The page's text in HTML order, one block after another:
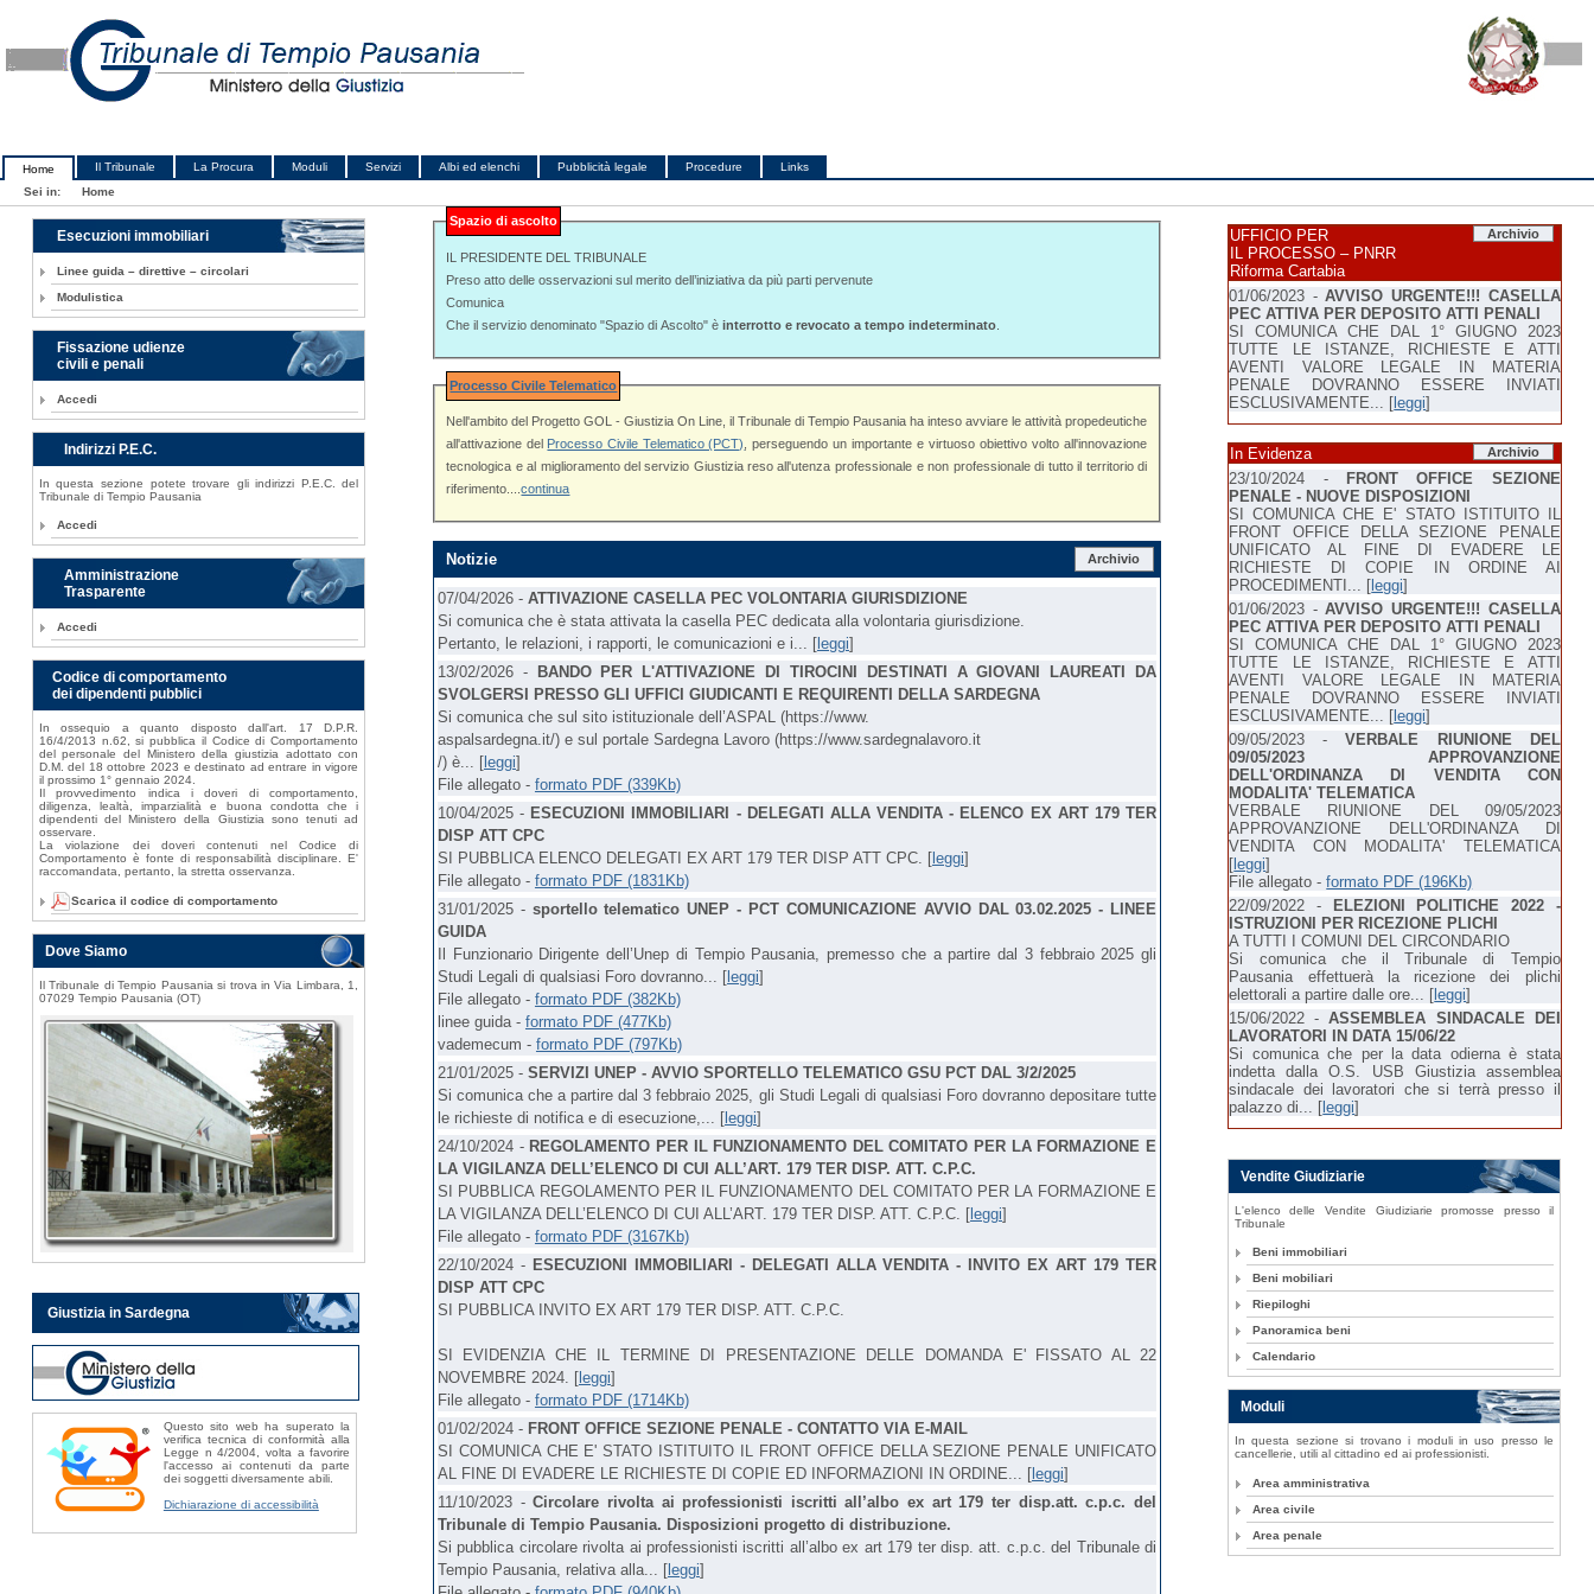
Home Il Tribunale La Procura Moduli Servizi Albi ed elenchi Pubblicità legale Procedure
Links
Sei in:
Home
Spazio di ascolto
IL PRESIDENTE DEL TRIBUNALE
Preso atto delle osservazioni sul merito dell’iniziativa da più parti pervenute
Comunica
Che il servizio denominato "Spazio di Ascolto" èinterrotto e revocato a tempo indeterminato
Processo Civile Telematico
Nell'ambito del Progetto GOL - Giustizia On Line, il Tribunale di Tempio Pausania ha inteso avviare le attività propedeutiche
all'attivazione del Processo Civile Telematico (PCT)
, perseguendo un importante e virtuoso obiettivo volto all'innovazione
tecnologica e al miglioramento del servizio Giustizia reso all'utenza professionale e non professionale di tutto il territorio di
riferimento....continua
Archivio
Notizie
07/04/2026 - ATTIVAZIONE CASELLA PEC VOLONTARIA GIURISDIZIONE
Si comunica che è stata attivata la casella PEC dedicata alla volontaria giurisdizione.
Pertanto, le relazioni, i rapporti, le comunicazioni e i... [leggi]
13/02/2026 -
BANDO PER L'ATTIVAZIONE DI TIROCINI DESTINATI A GIOVANI LAUREATI DA
SVOLGERSI PRESSO GLI UFFICI GIUDICANTI E REQUIRENTI DELLA SARDEGNA
Si comunica che sul sito istituzionale dell’ASPAL (https://www.
aspalsardegna.it/) e sul portale Sardegna Lavoro (https://www.sardegnalavoro.it
/) è... [leggi]
File allegato - formato PDF (339Kb)
10/04/2025 - ESECUZIONI IMMOBILIARI - DELEGATI ALLA VENDITA - ELENCO EX ART 179 TER
DISP ATT CPC
SI PUBBLICA ELENCO DELEGATI EX ART 179 TER DISP ATT CPC. [leggi]
File allegato - formato PDF (1831Kb)
31/01/2025 - sportello telematico UNEP - PCT COMUNICAZIONE AVVIO DAL 03.02.2025 - LINEE
GUIDA
Il Funzionario Dirigente dell’Unep di Tempio Pausania, premesso che a partire dal 3 febbraio 2025 gli
Studi Legali di qualsiasi Foro dovranno... [leggi]
File allegato - formato PDF (382Kb)
linee guida - formato PDF (477Kb)
vademecum - formato PDF (797Kb)
21/01/2025 - SERVIZI UNEP - AVVIO SPORTELLO TELEMATICO GSU PCT DAL 3/2/2025
Si comunica che a partire dal 3 febbraio 2025, gli Studi Legali di qualsiasi Foro dovranno depositare tutte
le richieste di notifica e di esecuzione,... [leggi]
24/10/2024 - REGOLAMENTO PER IL FUNZIONAMENTO DEL COMITATO PER LA FORMAZIONE E
LA VIGILANZA DELL’ELENCO DI CUI ALL’ART. 179 TER DISP. ATT. C.P.C.
SI PUBBLICA REGOLAMENTO PER IL FUNZIONAMENTO DEL COMITATO PER LA FORMAZIONE E
LA VIGILANZA DELL’ELENCO DI CUI ALL’ART. 179 TER DISP. ATT. C.P.C. [leggi]
File allegato - formato PDF (3167Kb)
22/10/2024 - ESECUZIONI IMMOBILIARI - DELEGATI ALLA VENDITA - INVITO EX ART 179 TER
DISP ATT CPC
SI PUBBLICA INVITO EX ART 179 TER DISP. ATT. C.P.C.
SI EVIDENZIA CHE IL TERMINE DI PRESENTAZIONE DELLE DOMANDA E' FISSATO AL 22
NOVEMBRE 2024. [leggi]
File allegato - formato PDF (1714Kb)
01/02/2024 - FRONT OFFICE SEZIONE PENALE - CONTATTO VIA E-MAIL
SI COMUNICA CHE E' STATO ISTITUITO IL FRONT OFFICE DELLA SEZIONE PENALE UNIFICATO
AL FINE DI EVADERE LE RICHIESTE DI COPIE ED INFORMAZIONI IN ORDINE... [leggi]
11/10/2023 -Circolare rivolta ai professionisti iscritti all’albo ex art 179 ter disp.att. c.p.c. del
Tribunale di Tempio Pausania. Disposizioni progetto di distribuzione.
Si pubblica circolare rivolta ai professionisti iscritti all’albo ex art 179 ter disp. att. c.p.c. del Tribunale di
Tempio Pausania, relativa alla... [leggi]
Esecuzioni immobiliari
Linee guida – direttive – circolari
Modulistica
Fissazione udienze
civili e penali
Accedi
Indirizzi P.E.C.
In questa sezione potete trovare gli indirizzi P.E.C. del
Tribunale di Tempio Pausania
Accedi
Amministrazione
Trasparente
Accedi
Codice di comportamento
dei dipendenti pubblici
In ossequio a quanto disposto dall'art. 17 D.P.R.
16/4/2013 n.62, si pubblica il Codice di Comportamento
del personale del Ministero della giustizia adottato con
D.M. del 18 ottobre 2023 e destinato ad entrare in vigore
il prossimo 1° gennaio 2024.
Il provvedimento indica i doveri di comportamento,
diligenza, lealtà, imparzialità e buona condotta che i
dipendenti del Ministero della Giustizia sono tenuti ad
osservare.
La violazione dei doveri contenuti nel Codice di
Comportamento è fonte di responsabilità disciplinare. E'
raccomandata, pertanto, la stretta osservanza.
Scarica il codice di comportamento
Dove Siamo
Il Tribunale di Tempio Pausania si trova in Via Limbara, 1,
07029 Tempio Pausania (OT)
Giustizia in Sardegna
Questo sito web ha superato la
verifica tecnica di conformità alla
Legge n 4/2004, volta a favorire
l'accesso ai contenuti da parte
dei soggetti diversamente abili.
Dichiarazione di accessibilità
Archivio
UFFICIO PER
IL PROCESSO – PNRR
Riforma Cartabia
01/06/2023 -AVVISO URGENTE!!! CASELLA
PEC ATTIVA PER DEPOSITO ATTI PENALI
SI COMUNICA CHE DAL 1° GIUGNO 2023
TUTTE LE ISTANZE, RICHIESTE E ATTI
AVENTI VALORE LEGALE IN MATERIA
PENALE DOVRANNO ESSERE INVIATI
ESCLUSIVAMENTE... [ leggi]
Archivio
In Evidenza
23/10/2024 -
FRONT OFFICE SEZIONE
PENALE - NUOVE DISPOSIZIONI
SI COMUNICA CHE E' STATO ISTITUITO IL
FRONT OFFICE DELLA SEZIONE PENALE
UNIFICATO AL FINE DI EVADERE LE
RICHIESTE DI COPIE IN ORDINE AI
PROCEDIMENTI... [ leggi]
01/06/2023 -AVVISO URGENTE!!! CASELLA
PEC ATTIVA PER DEPOSITO ATTI PENALI
SI COMUNICA CHE DAL 1° GIUGNO 2023
TUTTE LE ISTANZE, RICHIESTE E ATTI
AVENTI VALORE LEGALE IN MATERIA
PENALE DOVRANNO ESSERE INVIATI
ESCLUSIVAMENTE... [ leggi]
09/05/2023 -VERBALE RIUNIONE DEL
09/05/2023 APPROVANZIONE
DELL'ORDINANZA DI VENDITA CON
MODALITA' TELEMATICA
VERBALE RIUNIONE DEL 09/05/2023
APPROVANZIONE DELL'ORDINANZA DI
VENDITA CON MODALITA' TELEMATICA
[ leggi]
File allegato -formato PDF (196Kb)
22/09/2022 -
ELEZIONI POLITICHE 2022 -
ISTRUZIONI PER RICEZIONE PLICHI
A TUTTI I COMUNI DEL CIRCONDARIO
Si comunica che il Tribunale di Tempio
Pausania effettuerà la ricezione dei plichi
elettorali a partire dalle ore... [ leggi]
15/06/2022 -ASSEMBLEA SINDACALE DEI
LAVORATORI IN DATA 15/06/22
Si comunica che per la data odierna è stata
indetta dalla O.S. USB Giustizia assemblea
sindacale dei lavoratori che si terrà presso il
palazzo di... [ leggi]
Vendite Giudiziarie
L'elenco delle Vendite Giudiziarie promosse presso il
Tribunale
Beni immobiliari
Beni mobiliari
Riepiloghi
Panoramica beni
Calendario
Moduli
In questa sezione si trovano i moduli in uso presso le
cancellerie, utili al cittadino ed ai professionisti.
Area amministrativa
Area civile
Area penale